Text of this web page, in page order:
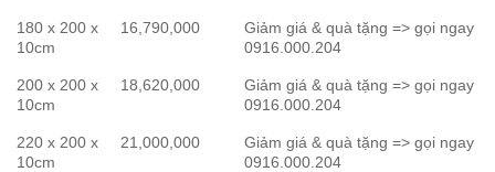
180 x 200 x
10cm
16,790,000
Giảm giá & quà tặng => gọi ngay
0916.000.204
200 x 200 x
10cm
18,620,000
Giảm giá & quà tặng => gọi ngay
0916.000.204
220 x 200 x
10cm
21,000,000
Giảm giá & quà tặng => gọi ngay
0916.000.204